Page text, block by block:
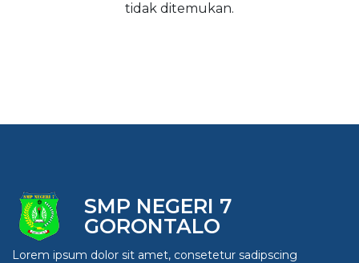
tidak ditemukan.
SMP NEGERI 7
GORONTALO
Lorem ipsum dolor sit amet, consetetur sadipscing